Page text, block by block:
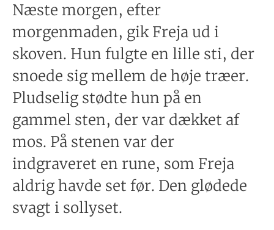
Næste morgen, efter
morgenmaden, gik Freja ud i
skoven. Hun fulgte en lille sti, der
snoede sig mellem de høje træer.
Pludselig stødte hun på en
gammel sten, der var dækket af
mos. På stenen var der
indgraveret en rune, som Freja
aldrig havde set før. Den glødede
svagt i sollyset.